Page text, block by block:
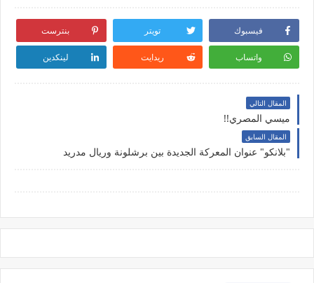
فيسبوك تويتر بنترست
واتساب ريدايت لينكدين
المقال التالي
ميسي المصري!!
المقال السابق
"بلانكو" عنوان المعركة الجديدة بين برشلونة وريال مدريد